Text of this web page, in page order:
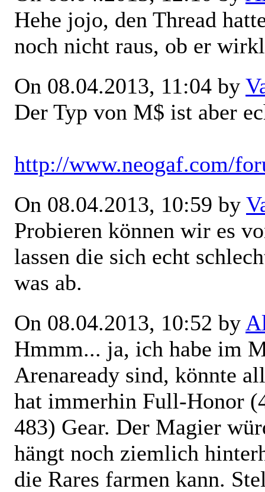
Hehe jojo, den Thread
noch nicht raus, ob er
On 08.04.2013, 11:04 by
Der Typ von M$ ist aber
http://www.neogaf.com/
On 08.04.2013, 10:59 by
Probieren können wir es
lassen die sich echt
was ab.
On 08.04.2013, 10:52 by
Hmmm... ja, ich habe im
Arenaready sind, könnte
hat immerhin Full-Honor
483) Gear. Der Magier
hängt noch ziemlich
die Rares farmen kann.